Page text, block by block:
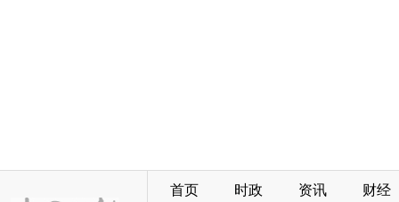
首页 时政 资讯 财经